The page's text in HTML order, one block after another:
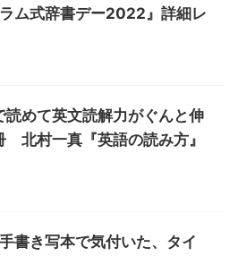
ム式辞書デー2022』詳細レ
読めて英文読解力がぐんと伸
北村一真『英語の読み方』
書き写本で気付いた、タイ